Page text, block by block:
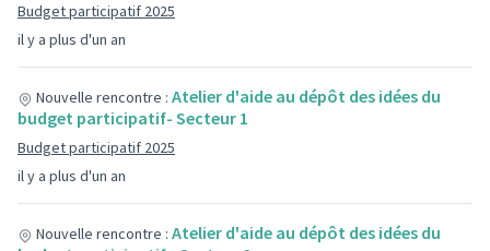
il y a plus d'un an
Budget participatif 2025
il y a plus d'un an
Nouvelle rencontre : Atelier d'aide au dépôt des idées du
budget participatif- Secteur 1
Budget participatif 2025
Nouvelle rencontre : Atelier d'aide au dépôt des idées du